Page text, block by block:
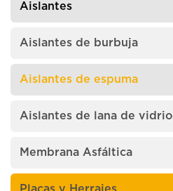
Aislantes
Aislantes de burbuja
Aislantes de espuma
Aislantes de lana de vidrio
Membrana Asfáltica